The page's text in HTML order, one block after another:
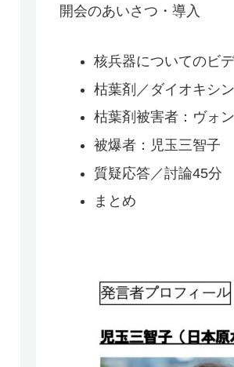
開会のあいさつ・導入
核兵器についてのビ
枯葉剤／ダイオキシ
枯葉剤被害者：ヴォ
被爆者：児玉三智子
質疑応答／討論45分
まとめ